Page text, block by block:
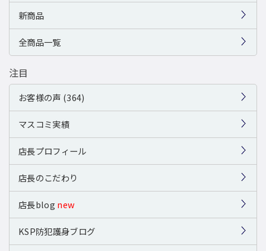
新商品
全商品一覧
注目
お客様の声 (364)
マスコミ実績
店長プロフィール
店長のこだわり
店長blog new
KSP防犯護身ブログ